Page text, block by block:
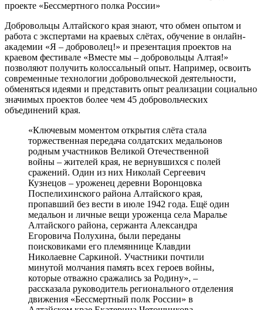
Добровольцы Алтайского края знают, что обмен опытом и
работа с экспертами на краевых слётах, обучение в онлайн-
академии «Я – доброволец!» и презентация проектов на
краевом фестивале «Вместе мы – добровольцы Алтая!»
позволяют получить колоссальный опыт. Например, освоить
современные технологии добровольческой деятельности,
обменяться идеями и представить опыт реализации социально
значимых проектов более чем 45 добровольческих
объединений края.
«Ключевым моментом открытия слёта стала
торжественная передача солдатских медальонов
родным участников Великой Отечественной
войны – жителей края, не вернувшихся с полей
сражений. Один из них Николай Сергеевич
Кузнецов – уроженец деревни Воронцовка
Поспелихинского района Алтайского края,
пропавший без вести в июле 1942 года. Ещё один
медальон и личные вещи уроженца села Маралье
Алтайского района, сержанта Александра
Егоровича Полухина, были переданы
поисковиками его племяннице Клавдии
Николаевне Саркиной. Участники почтили
минутой молчания память всех героев войны,
которые отважно сражались за Родину», –
рассказала руководитель регионального отделения
движения «Бессмертный полк России» в